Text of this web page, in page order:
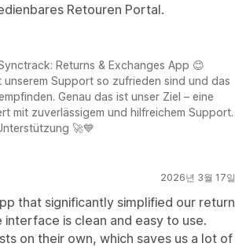
Retouren Portal.
Returns & Exchanges App 😊
Support so zufrieden sind und das
Genau das ist unser Ziel – eine
mit zuverlässigem und hilfreichem Support.
🚀💙
2026년 3월 17일
that significantly simplified our return
is clean and easy to use.
on their own, which saves us a lot of